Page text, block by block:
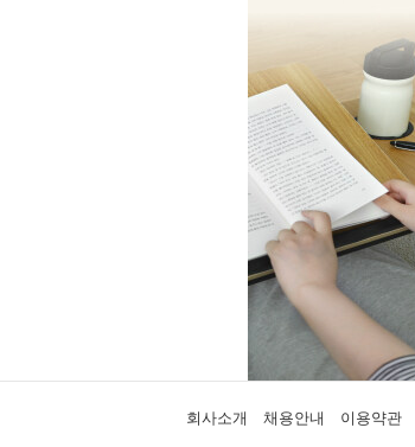
회사소개 채용안내 이용약관